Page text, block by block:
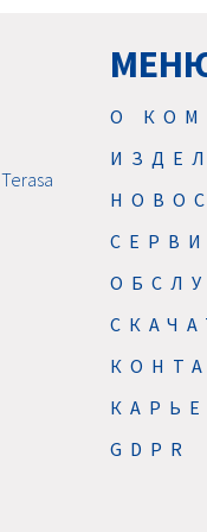
О
GDPR